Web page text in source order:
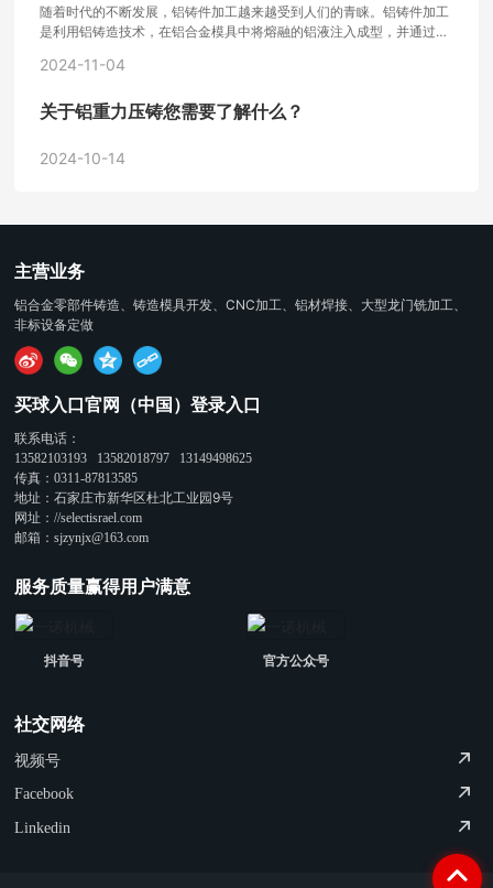
随着时代的不断发展，铝铸件加工越来越受到人们的青睐。铝铸件加工
是利用铝铸造技术，在铝合金模具中将熔融的铝液注入成型，并通过后
有哪些优点呢？
2024-11-04
关于铝重力压铸您需要了解什么？
2024-10-14
主营业务
铝合金零部件铸造、铸造模具开发、CNC加工、铝材焊接、大型龙门铣加工、
非标设备定做
买球入口官网（中国）登录入口
联系电话：
13582103193 13582018797 13149498625
传真：0311-87813585
地址：石家庄市新华区杜北工业园9号
网址：//selectisrael.com
邮箱：sjzynjx@163.com
服务质量赢得用户满意
抖音号 官方公众号
社交网络
视频号
Facebook
Linkedin